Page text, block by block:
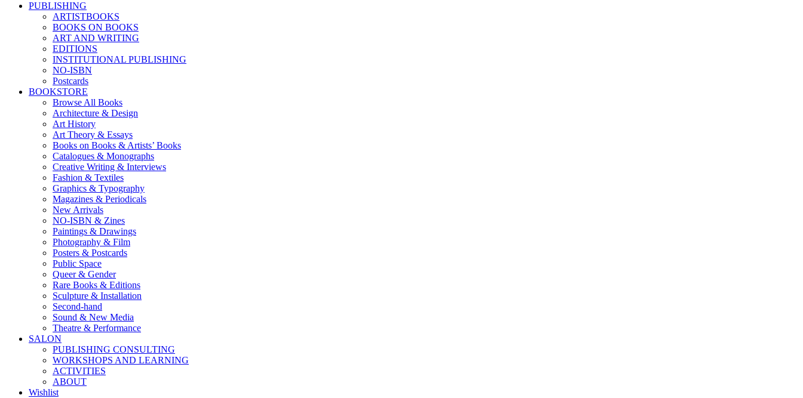
PUBLISHING
ARTISTBOOKS
BOOKS ON BOOKS
ART AND WRITING
EDITIONS
INSTITUTIONAL PUBLISHING
NO-ISBN
Postcards
BOOKSTORE
Browse All Books
Architecture & Design
Art History
Art Theory & Essays
Books on Books & Artists’ Books
Catalogues & Monographs
Creative Writing & Interviews
Fashion & Textiles
Graphics & Typography
Magazines & Periodicals
New Arrivals
NO-ISBN & Zines
Paintings & Drawings
Photography & Film
Posters & Postcards
Public Space
Queer & Gender
Rare Books & Editions
Sculpture & Installation
Second-hand
Sound & New Media
Theatre & Performance
SALON
PUBLISHING CONSULTING
WORKSHOPS AND LEARNING
ACTIVITIES
ABOUT
Wishlist